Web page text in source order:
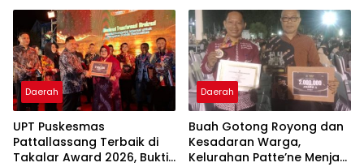
Masyarakat
Di Maros
Daerah
UPT Puskesmas
Pattallassang Terbaik di
Takalar Award 2026, Bukti
Daerah
Buah Gotong Royong dan
Kesadaran Warga,
Kelurahan Patte’ne Menjadi